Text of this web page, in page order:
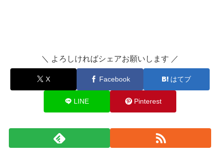
＼ よろしければシェアお願いします ／
X Facebook はてブ
LINE Pinterest